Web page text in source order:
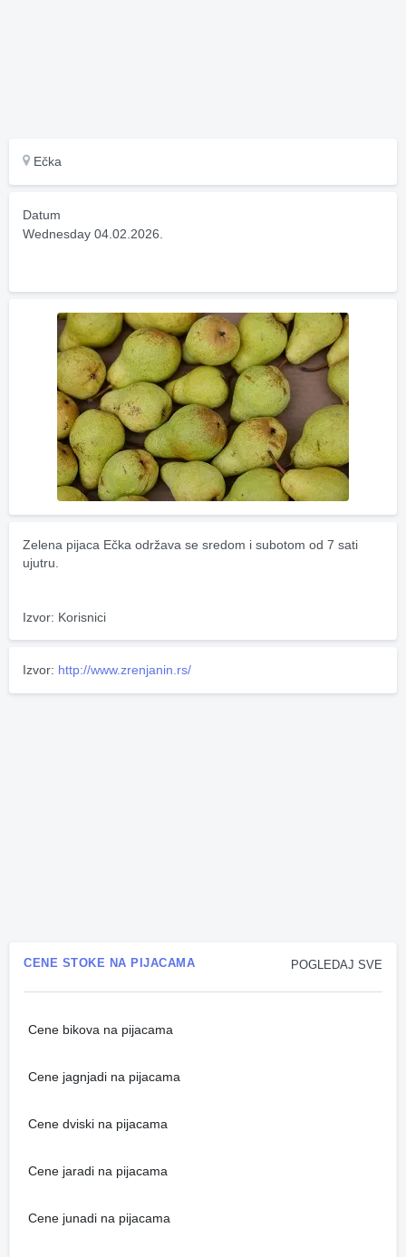
Ečka
Datum
Wednesday 04.02.2026.
Zelena pijaca Ečka održava se sredom i subotom od 7 sati
ujutru.
Izvor: Korisnici
Izvor: http://www.zrenjanin.rs/
POGLEDAJ SVE
CENE STOKE NA PIJACAMA
Cene bikova na pijacama
Cene jagnjadi na pijacama
Cene dviski na pijacama
Cene jaradi na pijacama
Cene junadi na pijacama